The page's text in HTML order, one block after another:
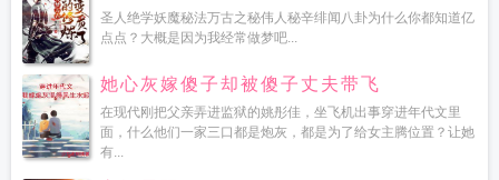
圣人绝学妖魔秘法万古之秘伟人秘辛绯闻八卦为什么你都知道亿
点点？大概是因为我经常做梦吧...
她心灰嫁傻子却被傻子丈夫带飞
在现代刚把父亲弄进监狱的姚彤佳，坐飞机出事穿进年代文里
面，什么他们一家三口都是炮灰，都是为了给女主腾位置？让她
有...